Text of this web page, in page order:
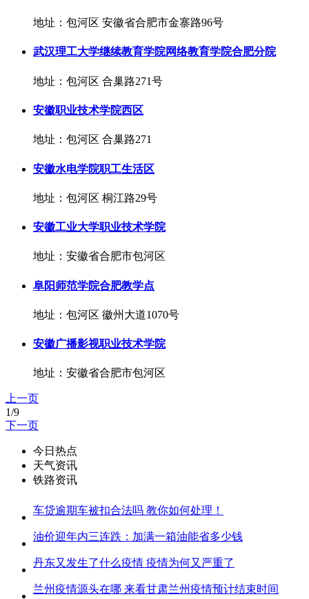
地址：包河区 安徽省合肥市金寨路96号
武汉理工大学继续教育学院网络教育学院合肥分院
地址：包河区 合巢路271号
安徽职业技术学院西区
地址：包河区 合巢路271
安徽水电学院职工生活区
地址：包河区 桐江路29号
安徽工业大学职业技术学院
地址：安徽省合肥市包河区
阜阳师范学院合肥教学点
地址：包河区 徽州大道1070号
安徽广播影视职业技术学院
地址：安徽省合肥市包河区
上一页
1/9
下一页
今日热点
天气资讯
铁路资讯
车贷逾期车被扣合法吗 教你如何处理！
油价迎年内三连跌：加满一箱油能省多少钱
丹东又发生了什么疫情 疫情为何又严重了
兰州疫情源头在哪 来看甘肃兰州疫情预计结束时间